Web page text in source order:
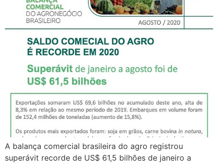
A balança comercial brasileira do agro registrou
superávit recorde de US$ 61,5 bilhões de janeiro a